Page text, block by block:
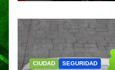
CIUDAD SEGURIDAD